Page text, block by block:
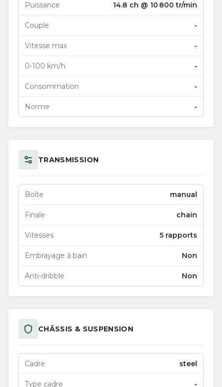
Puissance 14.8 ch @ 10 800 tr/min
Couple -
Vitesse max -
0-100 km/h -
Consommation -
Norme -
TRANSMISSION
Boîte manual
Finale chain
Vitesses 5 rapports
Embrayage à bain Non
Anti-dribble Non
CHÂSSIS & SUSPENSION
Cadre steel
Type cadre -